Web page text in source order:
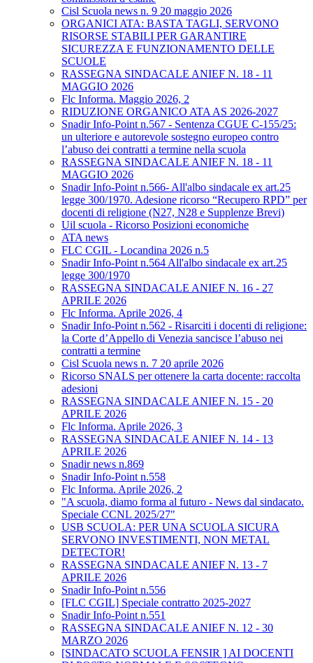
Cisl Scuola news n. 9 20 maggio 2026
ORGANICI ATA: BASTA TAGLI, SERVONO
RISORSE STABILI PER GARANTIRE
SICUREZZA E FUNZIONAMENTO DELLE
SCUOLE
RASSEGNA SINDACALE ANIEF N. 18 - 11
MAGGIO 2026
Flc Informa. Maggio 2026, 2
RIDUZIONE ORGANICO ATA AS 2026-2027
Snadir Info-Point n.567 - Sentenza CGUE C‑155/25:
un ulteriore e autorevole sostegno europeo contro
l’abuso dei contratti a termine nella scuola
RASSEGNA SINDACALE ANIEF N. 18 - 11
MAGGIO 2026
Snadir Info-Point n.566- All'albo sindacale ex art.25
legge 300/1970. Adesione ricorso “Recupero RPD” per
docenti di religione (N27, N28 e Supplenze Brevi)
Uil scuola - Ricorso Posizioni economiche
ATA news
FLC CGIL - Locandina 2026 n.5
Snadir Info-Point n.564 All'albo sindacale ex art.25
legge 300/1970
RASSEGNA SINDACALE ANIEF N. 16 - 27
APRILE 2026
Flc Informa. Aprile 2026, 4
Snadir Info-Point n.562 - Risarciti i docenti di religione:
la Corte d’Appello di Venezia sancisce l’abuso nei
contratti a termine
Cisl Scuola news n. 7 20 aprile 2026
Ricorso SNALS per ottenere la carta docente: raccolta
adesioni
RASSEGNA SINDACALE ANIEF N. 15 - 20
APRILE 2026
Flc Informa. Aprile 2026, 3
RASSEGNA SINDACALE ANIEF N. 14 - 13
APRILE 2026
Snadir news n.869
Snadir Info-Point n.558
Flc Informa. Aprile 2026, 2
"A scuola, diamo forma al futuro - News dal sindacato.
Speciale CCNL 2025/27"
USB SCUOLA: PER UNA SCUOLA SICURA
SERVONO INVESTIMENTI, NON METAL
DETECTOR!
RASSEGNA SINDACALE ANIEF N. 13 - 7
APRILE 2026
Snadir Info-Point n.556
[FLC CGIL] Speciale contratto 2025-2027
Snadir Info-Point n.551
RASSEGNA SINDACALE ANIEF N. 12 - 30
MARZO 2026
[SINDACATO SCUOLA FENSIR ] AI DOCENTI